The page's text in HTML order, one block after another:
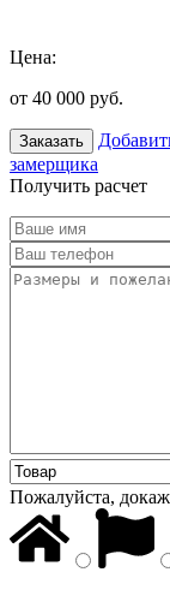
Цена:
от 40 000 руб.
Заказать
замерщика
Получить расчет
Пожалуйста,